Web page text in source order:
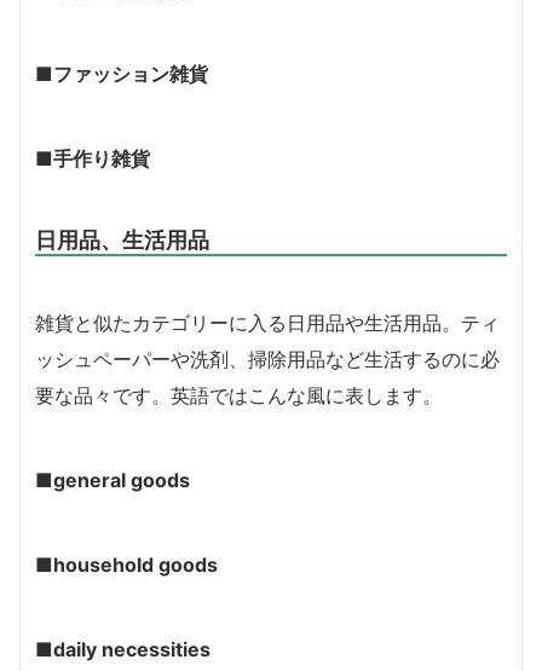
■ファッション雑貨
■手作り雑貨
日用品、生活用品
雑貨と似たカテゴリーに入る日用品や生活用品。ティ
ッシュペーパーや洗剤、掃除用品など生活するのに必
要な品々です。英語ではこんな風に表します。
■general goods
■household goods
■daily necessities